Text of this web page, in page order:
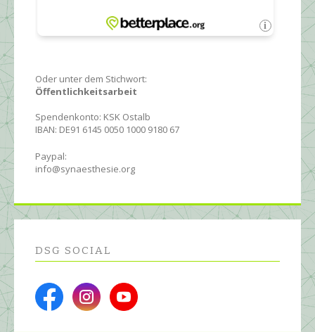
Oder unter dem Stichwort:
Öffentlichkeitsarbeit
Spendenkonto: KSK Ostalb
IBAN: DE91 6145 0050 1000 9180 67
Paypal:
info@synaesthesie.org
DSG SOCIAL